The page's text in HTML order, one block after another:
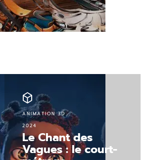
Découvrir.
ANIMATION 3D
2024
Le Chant des
Vagues : le court-